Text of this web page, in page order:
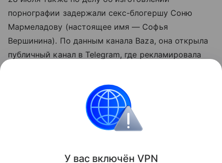
порнографии задержали секс-блогершу Соню
Мармеладову (настоящее имя — Софья
Вершинина). По данным канала Baza, она открыла
публичный канал в Telegram, где рекламировала
получали доступ к эротическим видео с ее
участием. ~За год она заработала 30 млн рублей~.
31 июля Вершинину приговорили к трем годам
Поделиться
У вас включён VPN